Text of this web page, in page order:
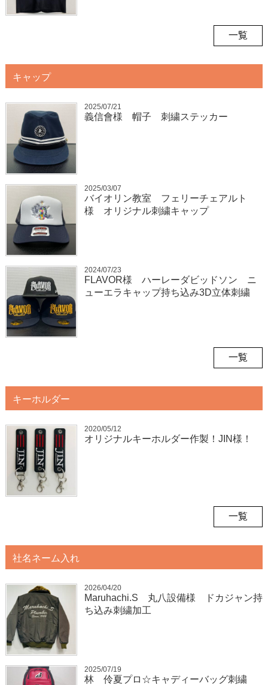
一覧
キャップ
2025/07/21
義信會様 帽子 刺繍ステッカー
2025/03/07
バイオリン教室 フェリーチェアルト
様 オリジナル刺繍キャップ
2024/07/23
FLAVOR様 ハーレーダビッドソン ニ
ューエラキャップ持ち込み3D立体刺繍
一覧
キーホルダー
2020/05/12
オリジナルキーホルダー作製！JIN様！
一覧
社名ネーム入れ
2026/04/20
Maruhachi.S 丸八設備様 ドカジャン持
ち込み刺繍加工
2025/07/19
林 伶夏プロ☆キャディーバッグ刺繍